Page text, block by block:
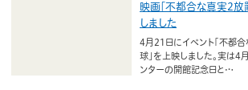
映画「不都合な真実2放
しました
4月21日にイベント「不都
球」を上映しました。実は4
ンターの開館記念日と…